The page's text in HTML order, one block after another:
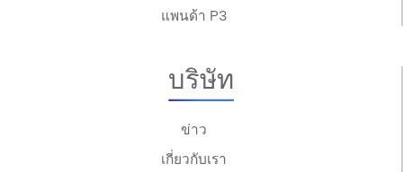
แพนด้า P3
บริษัท
ข่าว
เกี่ยวกับเรา